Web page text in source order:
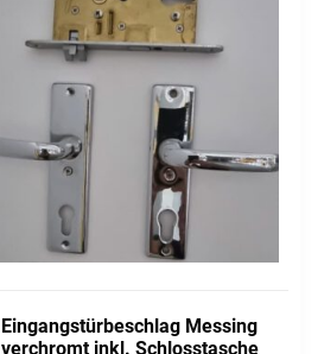
Eingangstürbeschlag Messing
verchromt inkl. Schlosstasche